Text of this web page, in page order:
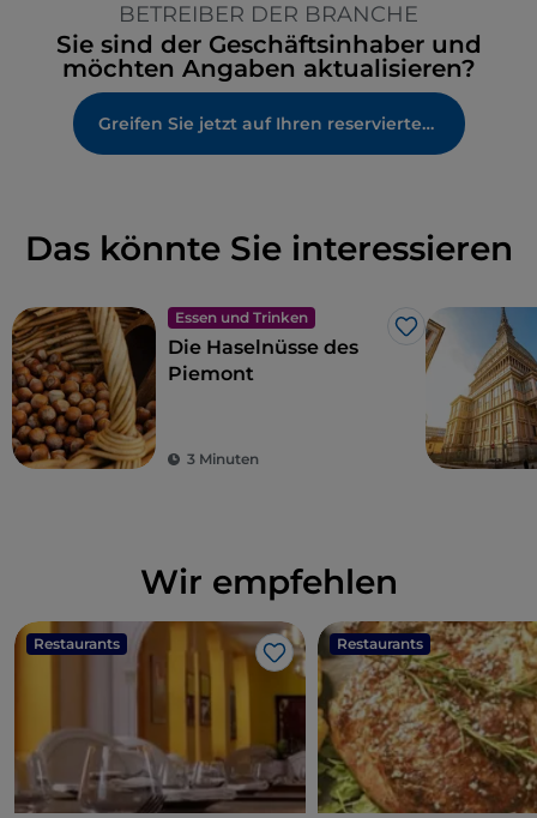
BETREIBER DER BRANCHE
Sie sind der Geschäftsinhaber und
möchten Angaben aktualisieren?
Greifen Sie jetzt auf Ihren reservierten Bereich zu
Das könnte Sie interessieren
Essen und Trinken
Like
Die Haselnüsse des
Piemont
3 Minuten
Wir empfehlen
Restaurants
Like
Restaurants